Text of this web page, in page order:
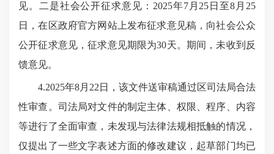
见。二是社会公开征求意见：2025年7月25日至8月25
日，在区政府官方网站上发布征求意见稿，向社会公众
公开征求意见，征求意见期限为30天。期间，未收到反
馈意见。
4.2025年8月22日，该文件送审稿通过区司法局合法
性审查。司法局对文件的制定主体、权限、程序、内容
等进行了全面审查，未发现与法律法规相抵触的情况，
仅提出了一些文字表述方面的修改建议，起草部门均已